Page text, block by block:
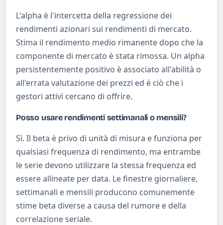
L'alpha è l'intercetta della regressione dei
rendimenti azionari sui rendimenti di mercato.
Stima il rendimento medio rimanente dopo che la
componente di mercato è stata rimossa. Un alpha
persistentemente positivo è associato all'abilità o
all'errata valutazione dei prezzi ed è ciò che i
gestori attivi cercano di offrire.
Posso usare rendimenti settimanali o mensili?
Sì. Il beta è privo di unità di misura e funziona per
qualsiasi frequenza di rendimento, ma entrambe
le serie devono utilizzare la stessa frequenza ed
essere allineate per data. Le finestre giornaliere,
settimanali e mensili producono comunemente
stime beta diverse a causa del rumore e della
correlazione seriale.